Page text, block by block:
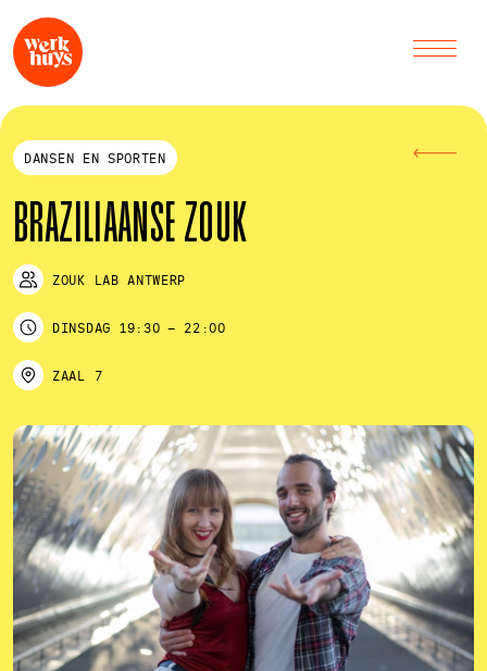
DANSEN EN SPORTEN
BRAZILIAANSE ZOUK
ZOUK LAB ANTWERP
DINSDAG 19:30 – 22:00
ZAAL 7